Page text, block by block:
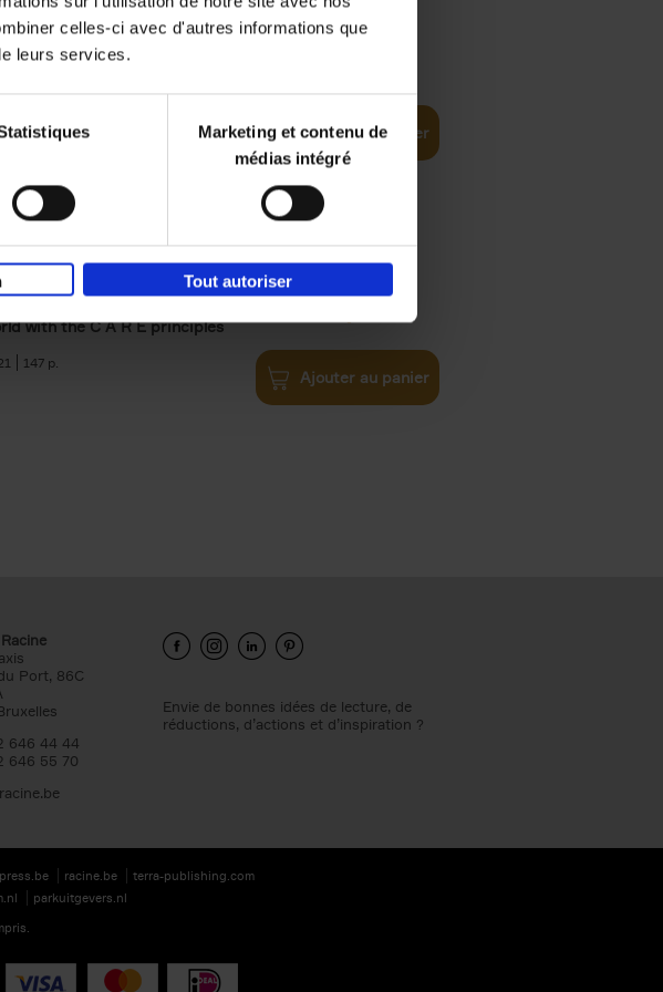
celles-ci avec d'autres informations que
leurs services.
Marketing et contenu de
médias intégré
Tout autoriser
like a PRO -
edition
Ajouter au panier
Care?
with the C A R E principles
147
€34,99
Ajouter au panier
Port, 86C
646 44 44
646 55 70
Envie de bonnes idées de lecture, de
réductions, d’actions et d’inspiration ?
racine.be
terra-publishing.com
parkuitgevers.nl